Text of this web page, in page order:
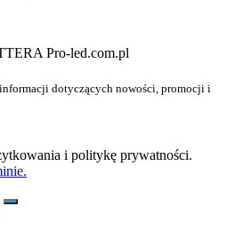
Pro-led.com.pl
dotyczących nowości, promocji i
i politykę prywatności.